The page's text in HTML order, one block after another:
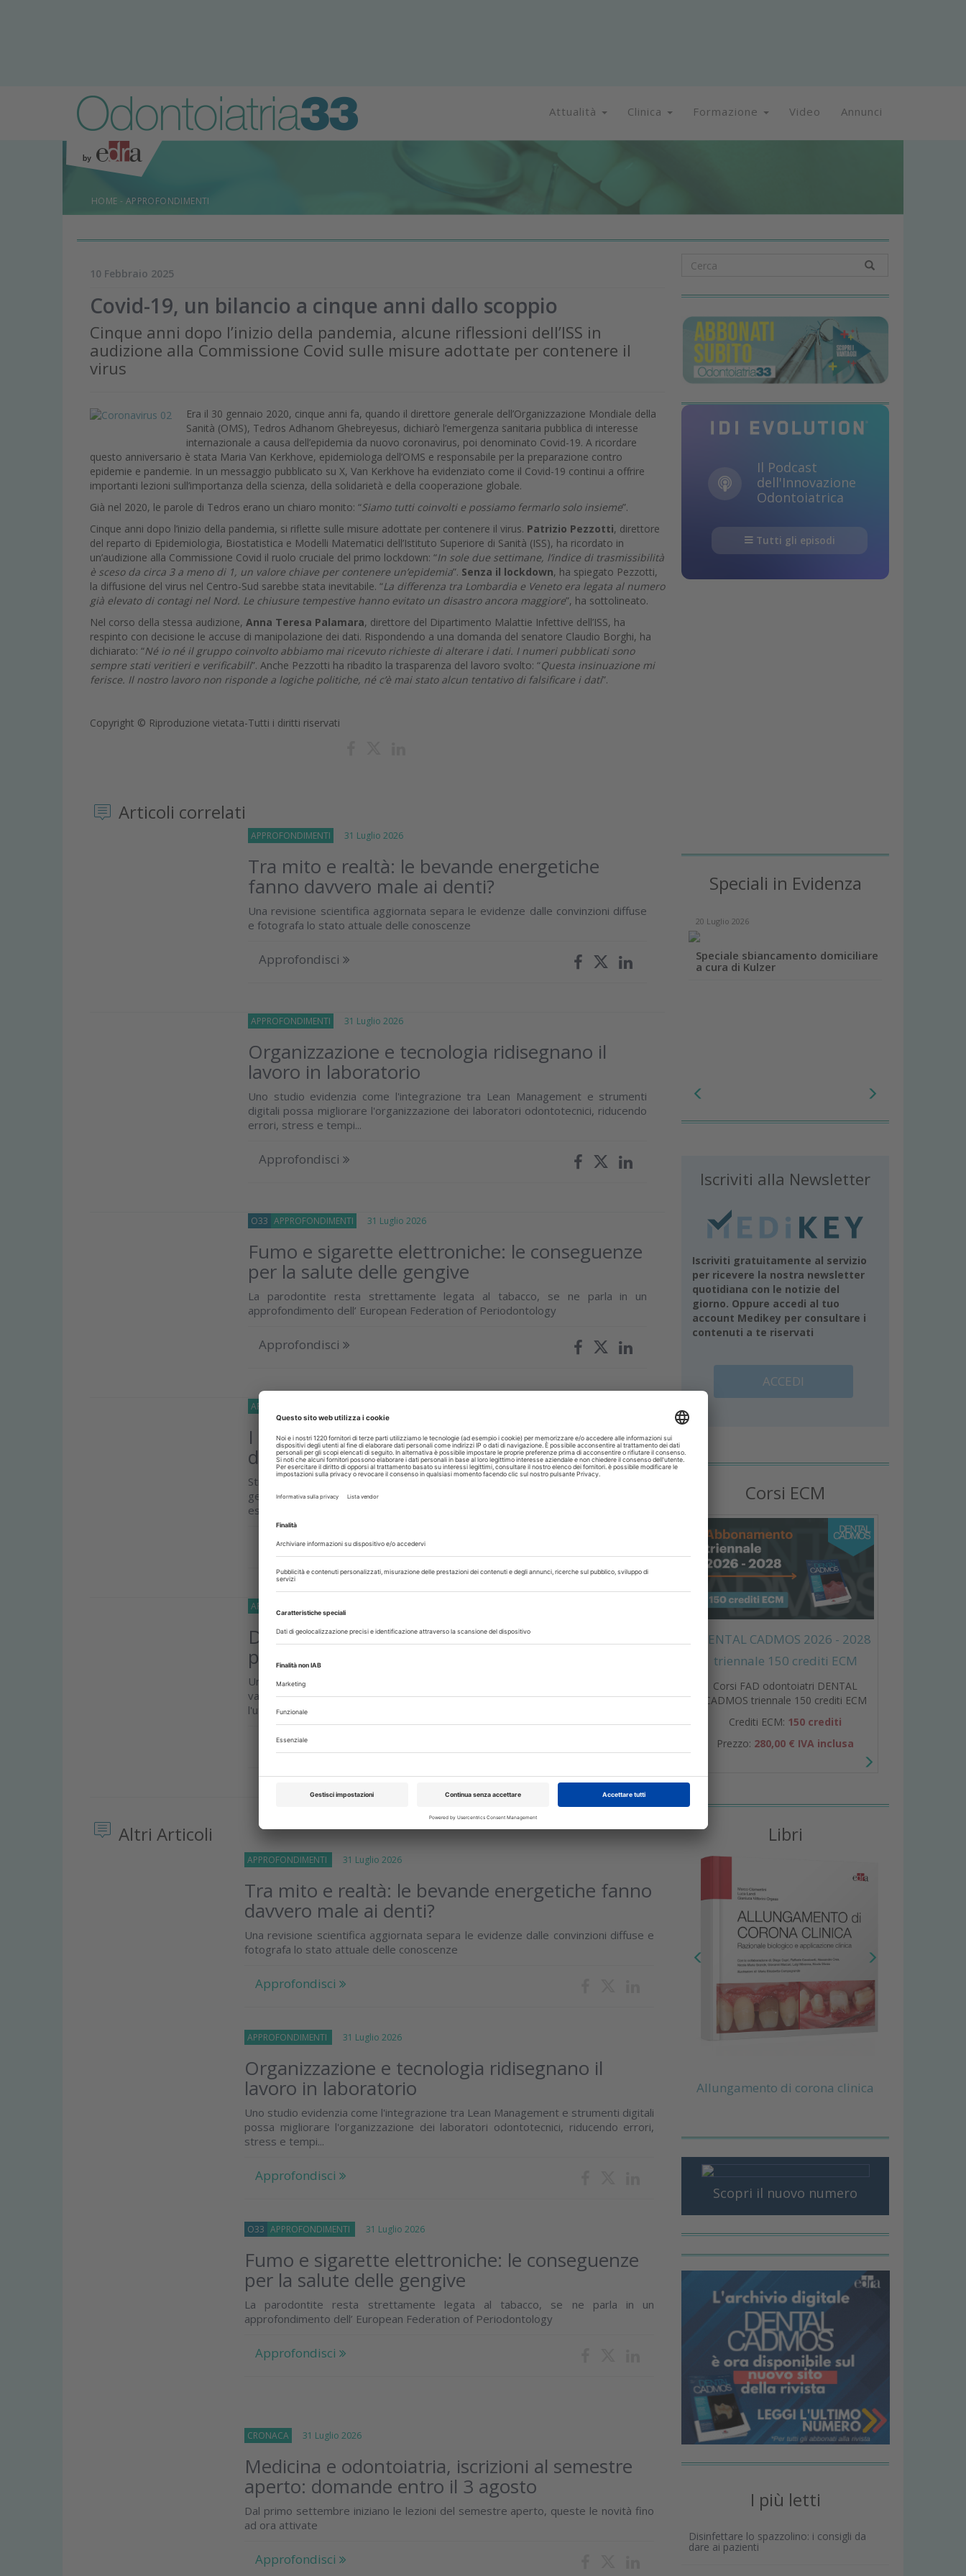
Attualità Clinica Formazione Video Annunci
HOME - APPROFONDIMENTI
10 Febbraio 2025
Covid-19, un bilancio a cinque anni dallo scoppio
Cinque anni dopo l’inizio della pandemia, alcune riflessioni dell’ISS in
audizione alla Commissione Covid sulle misure adottate per contenere il
virus
Era il 30 gennaio 2020, cinque anni fa, quando il direttore generale dell’Organizzazione Mondiale della
Sanità (OMS), Tedros Adhanom Ghebreyesus, dichiarò l’emergenza sanitaria pubblica di interesse
internazionale a causa dell’epidemia da nuovo coronavirus, poi denominato Covid-19. A ricordare
questo anniversario è stata Maria Van Kerkhove, epidemiologa dell’OMS e responsabile per la preparazione contro
epidemie e pandemie. In un messaggio pubblicato su X, Van Kerkhove ha evidenziato come il Covid-19 continui a offrire
importanti lezioni sull’importanza della scienza, della solidarietà e della cooperazione globale.
Già nel 2020, le parole di Tedros erano un chiaro monito: “Siamo tutti coinvolti e possiamo fermarlo solo insieme”.
Cinque anni dopo l’inizio della pandemia, si riflette sulle misure adottate per contenere il virus. Patrizio Pezzotti, direttore
del reparto di Epidemiologia, Biostatistica e Modelli Matematici dell’Istituto Superiore di Sanità (ISS), ha ricordato in
un’audizione alla Commissione Covid il ruolo cruciale del primo lockdown: “In sole due settimane, l’indice di trasmissibilità
è sceso da circa 3 a meno di 1, un valore chiave per contenere un’epidemia”. Senza il lockdown, ha spiegato Pezzotti,
la diffusione del virus nel Centro-Sud sarebbe stata inevitabile. “La differenza tra Lombardia e Veneto era legata al numero
già elevato di contagi nel Nord. Le chiusure tempestive hanno evitato un disastro ancora maggiore”, ha sottolineato.
Nel corso della stessa audizione, Anna Teresa Palamara, direttore del Dipartimento Malattie Infettive dell’ISS, ha
respinto con decisione le accuse di manipolazione dei dati. Rispondendo a una domanda del senatore Claudio Borghi, ha
dichiarato: “Né io né il gruppo coinvolto abbiamo mai ricevuto richieste di alterare i dati. I numeri pubblicati sono
sempre stati veritieri e verificabili”. Anche Pezzotti ha ribadito la trasparenza del lavoro svolto: “Questa insinuazione mi
ferisce. Il nostro lavoro non risponde a logiche politiche, né c’è mai stato alcun tentativo di falsificare i dati”.
Copyright © Riproduzione vietata-Tutti i diritti riservati
Articoli correlati
APPROFONDIMENTI 31 Luglio 2026
Tra mito e realtà: le bevande energetiche
fanno davvero male ai denti?
Una revisione scientifica aggiornata separa le evidenze dalle convinzioni diffuse
e fotografa lo stato attuale delle conoscenze
Approfondisci
APPROFONDIMENTI 31 Luglio 2026
Organizzazione e tecnologia ridisegnano il
lavoro in laboratorio
Uno studio evidenzia come l'integrazione tra Lean Management e strumenti
digitali possa migliorare l'organizzazione dei laboratori odontotecnici, riducendo
errori, stress e tempi...
Approfondisci
O33 APPROFONDIMENTI 31 Luglio 2026
Fumo e sigarette elettroniche: le conseguenze
per la salute delle gengive
La parodontite resta strettamente legata al tabacco, se ne parla in un
approfondimento dell’ European Federation of Periodontology
Approfondisci
APPROFONDIMENTI
I 10 indispensabili strumenti per la salute
dentale da mettere in valigia
Straumann ha chiesto dei suggerimenti da dare ai lettori della stampa
generalista dati alla dott.ssa Laforì. Suggerimenti che, se condivisi, possono
essere replicati ai vostri...
Approfondisci
APPROFONDIMENTI
Disinfettare lo spazzolino: i consigli da dare ai
pazienti
Uno studio clinico pilota ha confrontato tre diverse soluzioni di uso comune per
valutare la loro capacità di ridurre la contaminazione batterica delle setole dopo
l'utilizzo quotidiano dello...
Approfondisci
Altri Articoli
APPROFONDIMENTI 31 Luglio 2026
Tra mito e realtà: le bevande energetiche fanno
davvero male ai denti?
Una revisione scientifica aggiornata separa le evidenze dalle convinzioni diffuse e
fotografa lo stato attuale delle conoscenze
Approfondisci
APPROFONDIMENTI 31 Luglio 2026
Organizzazione e tecnologia ridisegnano il
lavoro in laboratorio
Uno studio evidenzia come l'integrazione tra Lean Management e strumenti digitali
possa migliorare l'organizzazione dei laboratori odontotecnici, riducendo errori,
stress e tempi...
Approfondisci
O33 APPROFONDIMENTI 31 Luglio 2026
Fumo e sigarette elettroniche: le conseguenze
per la salute delle gengive
La parodontite resta strettamente legata al tabacco, se ne parla in un
approfondimento dell’ European Federation of Periodontology
Approfondisci
CRONACA 31 Luglio 2026
Medicina e odontoiatria, iscrizioni al semestre
aperto: domande entro il 3 agosto
Dal primo settembre iniziano le lezioni del semestre aperto, queste le novità fino
ad ora attivate
Approfondisci
Il Podcast
dell'Innovazione
Odontoiatrica
Tutti gli episodi
Speciali in Evidenza
20 Luglio 2026
Speciale sbiancamento domiciliare
a cura di Kulzer
Iscriviti alla Newsletter
Iscriviti gratuitamente al servizio
per ricevere la nostra newsletter
quotidiana con le notizie del
giorno. Oppure accedi al tuo
account Medikey per consultare i
contenuti a te riservati
ACCEDI
Corsi ECM
DENTAL CADMOS 2026 - 2028
triennale 150 crediti ECM
Corsi FAD odontoiatri DENTAL
CADMOS triennale 150 crediti ECM
Crediti ECM: 150 crediti
Prezzo: 280,00 € IVA inclusa
Libri
Allungamento di corona clinica
Scopri il nuovo numero
I più letti
Disinfettare lo spazzolino: i consigli da
dare ai pazienti